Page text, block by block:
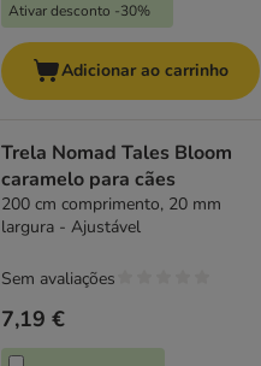
Ativar desconto -30%
Adicionar ao carrinho
Trela Nomad Tales Bloom
caramelo para cães
200 cm comprimento, 20 mm
largura - Ajustável
7,19 €
Sem avaliações